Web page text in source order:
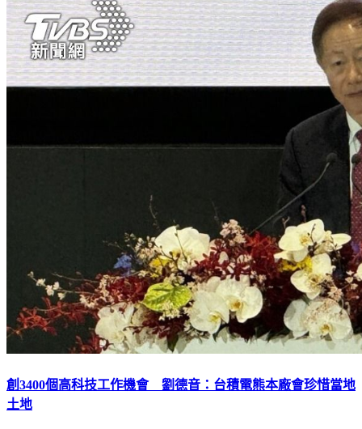
創3400個高科技工作機會 劉德音：台積電熊本廠會珍惜當地
土地